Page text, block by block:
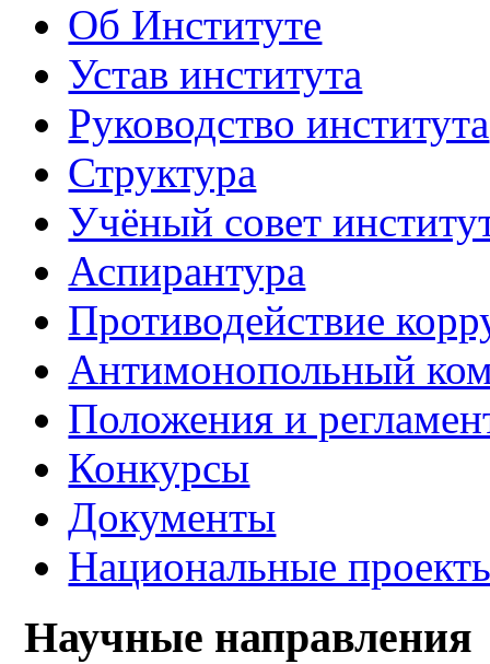
Об Институте
Устав института
Руководство института
Структура
Учёный совет
Аспирантура
Противодействие
Антимонопольный
Положения и
Конкурсы
Документы
Национальные
Научные направления